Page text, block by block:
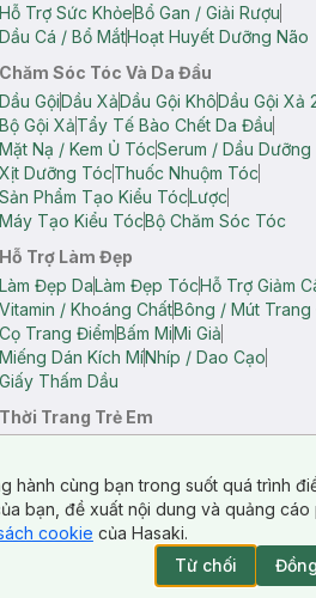
Hỗ Trợ Sức KhỏeBổ Gan / Giải Rượu
Dầu Cá / Bổ MắtHoạt Huyết Dưỡng Não
Chăm Sóc Tóc Và Da Đầu
Dầu GộiDầu XảDầu Gội KhôDầu Gội Xả
Bộ Gội XảTẩy Tế Bào Chết Da Đầu
Mặt Nạ / Kem Ủ TócSerum / Dầu Dưỡng
Xịt Dưỡng TócThuốc Nhuộm Tóc
Sản Phẩm Tạo Kiểu TócLược
Máy Tạo Kiểu TócBộ Chăm Sóc Tóc
Hỗ Trợ Làm Đẹp
Làm Đẹp DaLàm Đẹp TócHỗ Trợ Giảm
Vitamin / Khoáng ChấtBông / Mút Trang
Cọ Trang ĐiểmBấm MiMi Giả
Miếng Dán Kích MíNhíp / Dao Cạo
Giấy Thấm Dầu
Thời Trang Trẻ Em
hành cùng bạn trong suốt quá trình
bạn, đề xuất nội dung và quảng cáo
cookie của Hasaki.
Từ chối